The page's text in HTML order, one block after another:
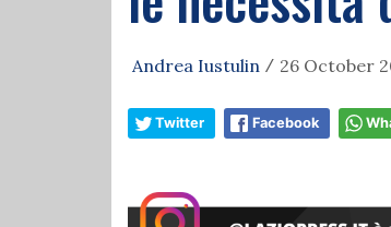
Andrea Iustulin / 26 October
Twitter Facebook